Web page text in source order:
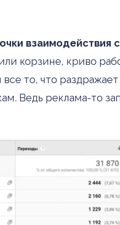
взаимодействия
корзине, криво
то, что
Ведь реклама-то